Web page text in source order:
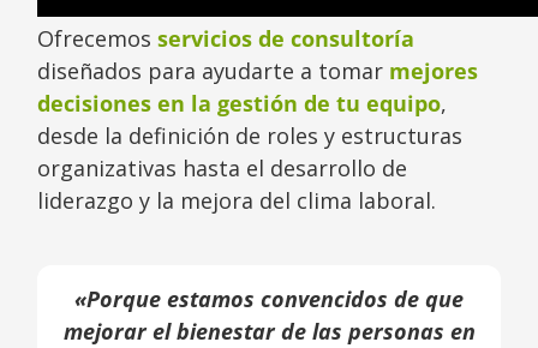
Ofrecemosservicios de consultoría
diseñados para ayudarte a tomar mejores
decisiones en la gestión de tu equipo,
desde la definición de roles y estructuras
organizativas hasta el desarrollo de
liderazgo y la mejora del clima laboral.
«Porque estamos convencidos de que
mejorar el bienestar de las personas en